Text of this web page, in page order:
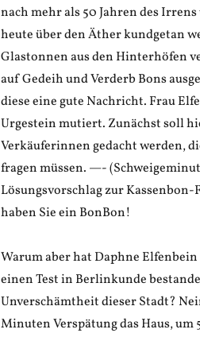
nach mehr als 50 Jahren des
heute über den Äther kundgetan
Glastonnen aus den Hinterhöfen
auf Gedeih und Verderb Bons
diese eine gute Nachricht. Frau
Urgestein mutiert. Zunächst soll
Verkäuferinnen gedacht werden,
fragen müssen. —-
Lösungsvorschlag zur
haben Sie ein BonBon!
Warum aber hat Daphne
einen Test in Berlinkunde
Unverschämtheit dieser Stadt?
Minuten Verspätung das Haus,